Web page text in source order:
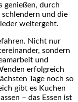
genießen, durch
schlendern und die
weitergeht.
Nicht nur
sondern
und
erfolgreich
Tage noch so
gibt es Kuchen
– das Essen ist